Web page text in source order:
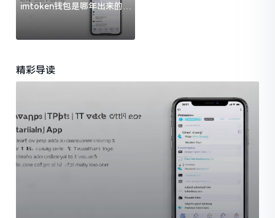
imtoken钱包是哪年出来的？
一文给你说清楚
精彩导读